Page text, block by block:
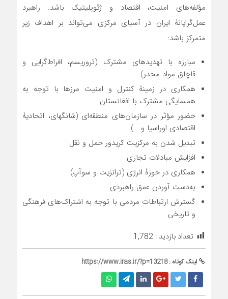
مؤلفه‌های امنیت، اقتصاد و ژئوپلیتیک باشد. راهبرد
عمل‌گرایانۀ ایران در آسیای مرکزی می‌تواند بر اهداف زیر
متمرکز باشد:
مبارزه با تهدیدهای مشترک (تروریسم، افراط‌گرایی و
قاچاق مواد مخدر)
همکاری در زمینۀ کنترل و امنیت مرزها با توجه به
همسایگی مشترک با افغانستان
حضور مؤثر در سازمان‌های منطقه‌ای (شانگهای، اتحادیۀ
اقتصادی اوراسیا و …)
تبدیل شدن به مرکزیت کریدور حمل و نقل
افزایش مبادلات تجاری
همکاری در حوزۀ انرژی (ترانزیت و سوآپ)
به‌دست آوردن عمق راهبردی
گسترش ارتباطات مردمی با توجه به اشتراک‌های فرهنگی
و تاریخی
تعداد بازدید : 1,782
لینک کوتاه :https://www.iras.ir/?p=13218